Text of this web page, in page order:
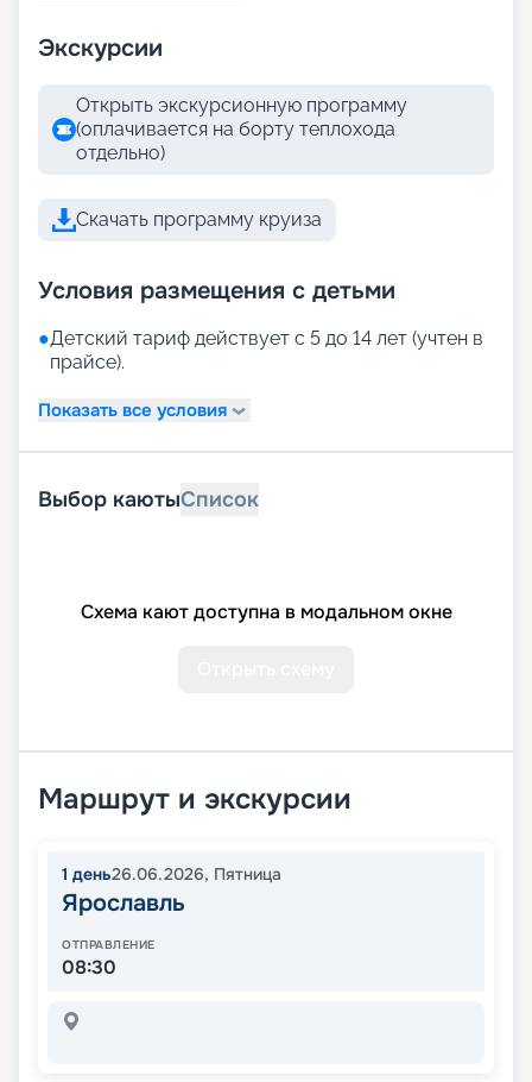
Экскурсии
Открыть экскурсионную программу
(оплачивается на борту теплохода
отдельно)
Скачать программу круиза
Условия размещения с детьми
●Детский тариф действует с 5 до 14 лет (учтен в
прайсе).
Показать все условия
Выбор каютыСписок
Схема кают доступна в модальном окне
Маршрут и экскурсии
1 день26.06.2026, Пятница
Ярославль
ОТПРАВЛЕНИЕ
08:30